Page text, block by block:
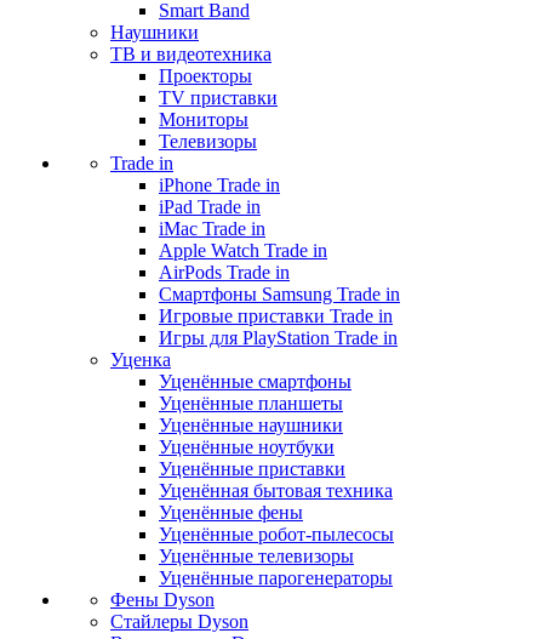
Smart Band
Наушники
ТВ и видеотехника
Проекторы
TV приставки
Мониторы
Телевизоры
Trade in
iPhone Trade in
iPad Trade in
iMac Trade in
Apple Watch Trade in
AirPods Trade in
Смартфоны Samsung Trade in
Игровые приставки Trade in
Игры для PlayStation Trade in
Уценка
Уценённые смартфоны
Уценённые планшеты
Уценённые наушники
Уценённые ноутбуки
Уценённые приставки
Уценённая бытовая техника
Уценённые фены
Уценённые робот-пылесосы
Уценённые телевизоры
Уценённые парогенераторы
Фены Dyson
Стайлеры Dyson